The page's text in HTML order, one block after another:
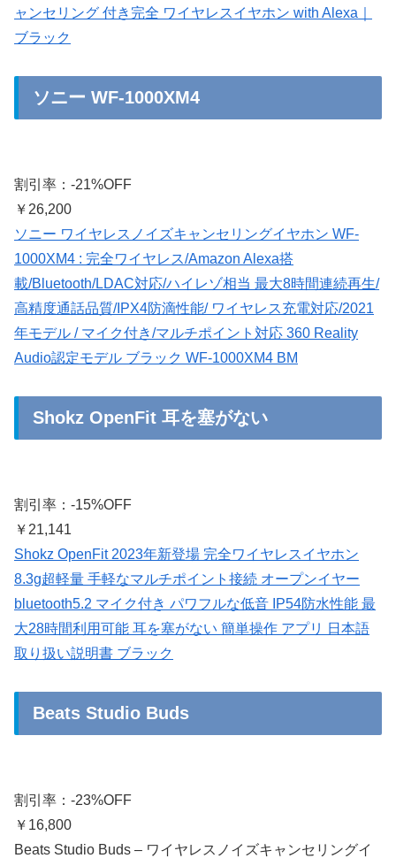
ャンセリング 付き完全 ワイヤレスイヤホン with Alexa｜
ブラック
ソニー WF-1000XM4
割引率：-21%OFF
￥26,200
ソニー ワイヤレスノイズキャンセリングイヤホン WF-
1000XM4 : 完全ワイヤレス/Amazon Alexa搭
載/Bluetooth/LDAC対応/ハイレゾ相当 最大8時間連続再生/
高精度通話品質/IPX4防滴性能/ ワイヤレス充電対応/2021
年モデル / マイク付き/マルチポイント対応 360 Reality
Audio認定モデル ブラック WF-1000XM4 BM
Shokz OpenFit 耳を塞がない
割引率：-15%OFF
￥21,141
Shokz OpenFit 2023年新登場 完全ワイヤレスイヤホン
8.3g超軽量 手軽なマルチポイント接続 オープンイヤー
bluetooth5.2 マイク付き パワフルな低音 IP54防水性能 最
大28時間利用可能 耳を塞がない 簡単操作 アプリ 日本語
取り扱い説明書 ブラック
Beats Studio Buds
割引率：-23%OFF
￥16,800
Beats Studio Buds – ワイヤレスノイズキャンセリングイ